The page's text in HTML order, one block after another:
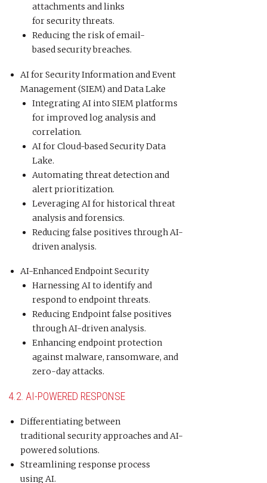
attachments and links
for security threats.
Reducing the risk of email-
based security breaches.
AI for Security Information and Event
Management (SIEM) and Data Lake
Integrating AI into SIEM platforms
for improved log analysis and
correlation.
AI for Cloud-based Security Data
Lake.
Automating threat detection and
alert prioritization.
Leveraging AI for historical threat
analysis and forensics.
Reducing false positives through AI-
driven analysis.
AI-Enhanced Endpoint Security
Harnessing AI to identify and
respond to endpoint threats.
Reducing Endpoint false positives
through AI-driven analysis.
Enhancing endpoint protection
against malware, ransomware, and
zero-day attacks.
4.2. AI-POWERED RESPONSE
Differentiating between
traditional security approaches and AI-
powered solutions.
Streamlining response process
using AI.